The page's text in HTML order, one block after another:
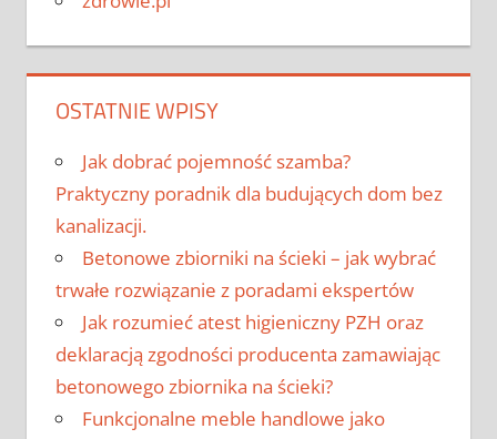
OSTATNIE WPISY
Jak dobrać pojemność szamba?
Praktyczny poradnik dla budujących dom bez
kanalizacji.
Betonowe zbiorniki na ścieki – jak wybrać
trwałe rozwiązanie z poradami ekspertów
Jak rozumieć atest higieniczny PZH oraz
deklaracją zgodności producenta zamawiając
betonowego zbiornika na ścieki?
Funkcjonalne meble handlowe jako